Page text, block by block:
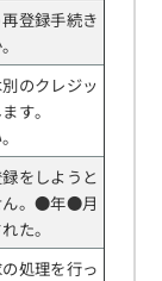
登録手続き
のクレジッ
す。
をしようと
ん。●年●月
た。
処理を行っ